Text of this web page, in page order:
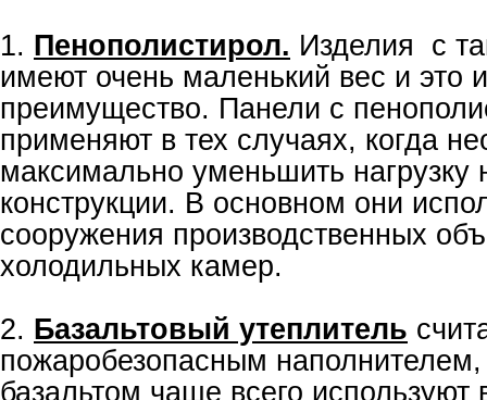
1. Пенополистирол. Изделия с
имеют очень маленький вес и это
преимущество. Панели с
применяют в тех случаях, когда
максимально уменьшить нагрузку
конструкции. В основном они
сооружения производственных
холодильных камер.
2. Базальтовый утеплитель
пожаробезопасным
базальтом чаще всего используют